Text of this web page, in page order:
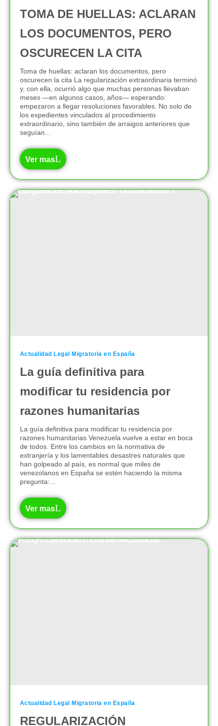
TOMA DE HUELLAS: ACLARAN
LOS DOCUMENTOS, PERO
OSCURECEN LA CITA
Toma de huellas: aclaran los documentos, pero
oscurecen la cita La regularización extraordinaria terminó
y, con ella, ocurrió algo que muchas personas llevaban
meses —en algunos casos, años— esperando:
empezaron a llegar resoluciones favorables. No solo de
los expedientes vinculados al procedimiento
extraordinario, sino también de arraigos anteriores que
seguían...
Ver mas
Actualidad Legal Migratoria en España
La guía definitiva para
modificar tu residencia por
razones humanitarias
La guía definitiva para modificar tu residencia por
razones humanitarias Venezuela vuelve a estar en boca
de todos. Entre los cambios en la normativa de
extranjería y los lamentables desastres naturales que
han golpeado al país, es normal que miles de
venezolanos en España se estén haciendo la misma
pregunta:...
Ver mas
Actualidad Legal Migratoria en España
REGULARIZACIÓN